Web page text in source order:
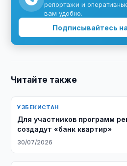
репортажи и
вам удобно.
Подписывайтесь
Читайте также
УЗБЕКИСТАН
Для участников программ
создадут «банк квартир»
30/07/2026